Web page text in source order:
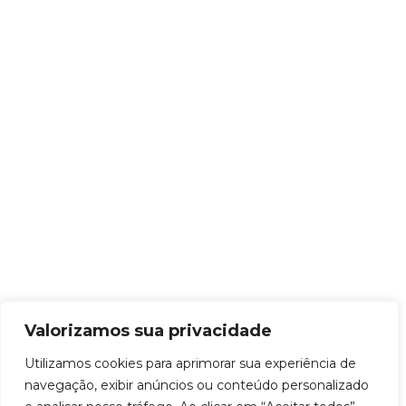
Valorizamos sua privacidade
Utilizamos cookies para aprimorar sua experiência de
navegação, exibir anúncios ou conteúdo personalizado